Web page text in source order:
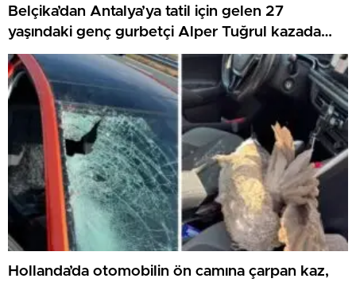
Belçika’dan Antalya’ya tatil için gelen 27
yaşındaki genç gurbetçi Alper Tuğrul kazada
hayatını kaybetti
Hollanda’da otomobilin ön camına çarpan kaz,